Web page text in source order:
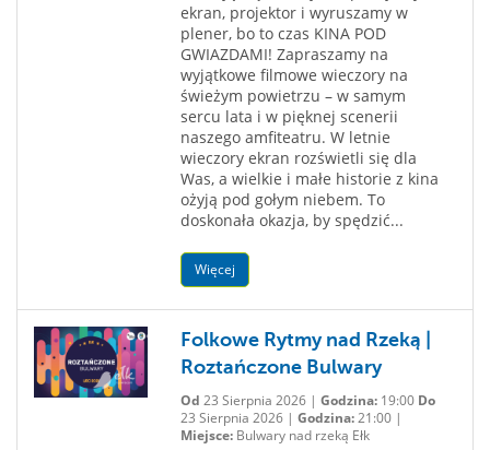
ekran, projektor i wyruszamy w
plener, bo to czas KINA POD
GWIAZDAMI! Zapraszamy na
wyjątkowe filmowe wieczory na
świeżym powietrzu – w samym
sercu lata i w pięknej scenerii
naszego amfiteatru. W letnie
wieczory ekran rozświetli się dla
Was, a wielkie i małe historie z kina
ożyją pod gołym niebem. To
doskonała okazja, by spędzić...
Więcej
Folkowe Rytmy nad Rzeką |
Roztańczone Bulwary
Od 23 Sierpnia 2026 | Godzina:19:00 Do
23 Sierpnia 2026 | Godzina:21:00 |
Miejsce:Bulwary nad rzeką Ełk